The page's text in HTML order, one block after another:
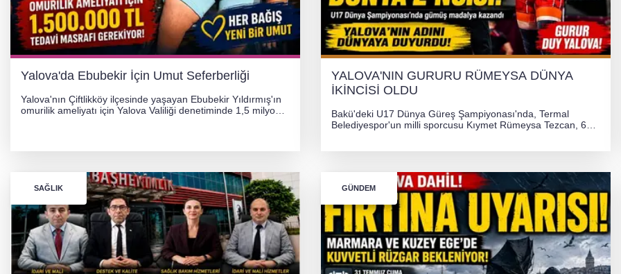
Yalova'da Ebubekir İçin Umut Seferberliği
Yalova'nın Çiftlikköy ilçesinde yaşayan Ebubekir Yıldırmış'ın
omurilik ameliyatı için Yalova Valiliği denetiminde 1,5 milyon
YALOVA'NIN GURURU RÜMEYSA DÜNYA
İKİNCİSİ OLDU
Bakü'deki U17 Dünya Güreş Şampiyonası'nda, Termal
Belediyespor'un milli sporcusu Kıymet Rümeysa Tezcan, 69
SAĞLIK GÜNDEM